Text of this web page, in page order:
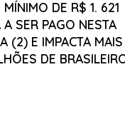
MÍNIMO DE R$ 1. 621
A SER PAGO NESTA
(2) E IMPACTA MAIS
DE